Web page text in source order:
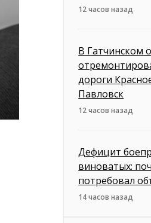
12 часов назад
В Гатчинском
дороги
Павловск
12 часов назад
Дефицит
виноватых:
потребовал
14 часов назад